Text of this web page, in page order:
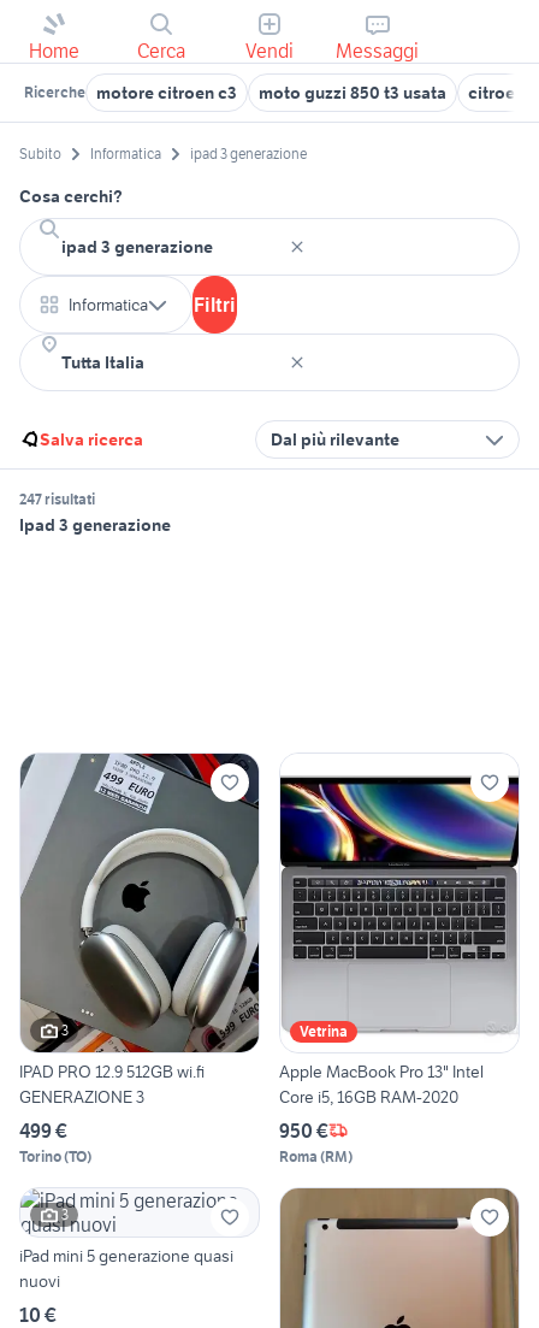
Home Cerca Vendi Messaggi
Ricerche motore citroen c3 moto guzzi 850 t3 usata citroen
Subito Informatica ipad 3 generazione
Cosa cerchi?
Informatica Filtri
Salva ricerca Dal più rilevante
247 risultati
Ipad 3 generazione
3
IPAD PRO 12.9 512GB wi.fi
GENERAZIONE 3
499 €
Torino(TO)
Vetrina
Apple MacBook Pro 13" Intel
Core i5, 16GB RAM-2020
950 €
Roma (RM)
3
iPad mini 5 generazione quasi
nuovi
10 €